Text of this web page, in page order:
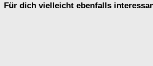
Für dich vielleicht ebenfalls